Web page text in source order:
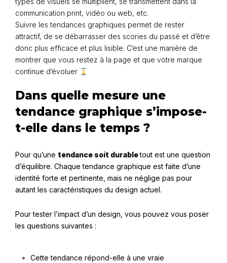
communication print, vidéo ou web, etc.
Suivre les tendances graphiques permet de rester
attractif, de se débarrasser des scories du passé et d’être
donc plus efficace et plus lisible. C’est une manière de
montrer que vous restez à la page et que votre marque
continue d’évoluer
Dans quelle mesure une
tendance graphique s’impose-
t-elle dans le temps ?
Pour qu’une tendance soit durabletout est une question
d’équilibre. Chaque tendance graphique est faite d’une
identité forte et pertinente, mais ne néglige pas pour
autant les caractéristiques du design actuel.
Pour tester l’impact d’un design, vous pouvez vous poser
les questions suivantes :
Cette tendance répond-elle à une vraie